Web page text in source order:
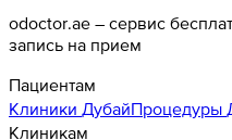
odoctor.ae – сервис
запись на прием
Пациентам
Клиники ДубайПроцедуры
Клиникам